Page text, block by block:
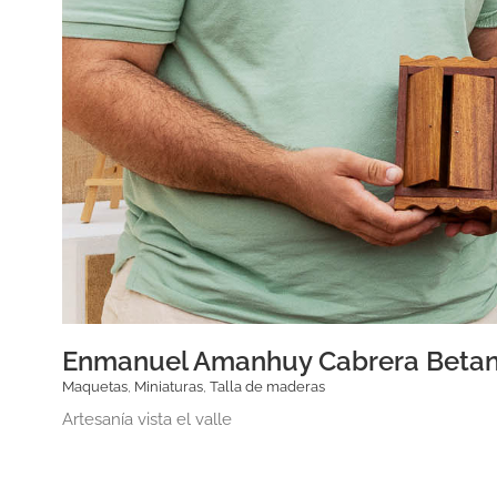
Enmanuel Amanhuy Cabrera
Maquetas, Miniaturas, Talla de maderas
Artesanía vista el valle